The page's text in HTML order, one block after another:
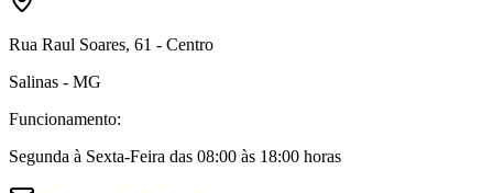
Rua Raul Soares, 61 - Centro
Salinas - MG
Funcionamento:
Segunda à Sexta-Feira das 08:00 às 18:00 horas